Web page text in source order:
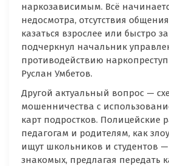
наркозависимым. Всё
недосмотра, отсутствия
казаться взрослее или быстро
подчеркнул начальник
противодействию
Руслан Умбетов.
Другой актуальный вопрос —
мошенничества с
карт подростков. Полицейские
педагогам и родителям, как
ищут школьников и студентов —
знакомых, предлагая передать